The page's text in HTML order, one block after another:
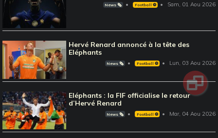
News 🗞️ Football ⚽️ Sam, 01 Aou 2026
Hervé Renard annoncé à la tête des
Eléphants
News 🗞️ Football ⚽️ Lun, 03 Aou 2026
Eléphants : la FIF officialise le retour
d’Hervé Renard
News 🗞️ Football ⚽️ Mar, 04 Aou 2026